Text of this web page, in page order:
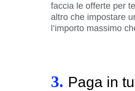
faccia le offerte per
altro che impostare
l’importo massimo
3. Paga in